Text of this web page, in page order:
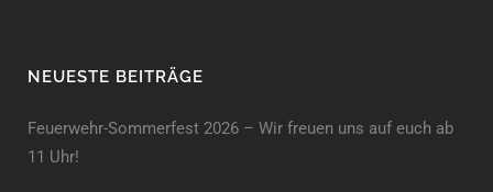
NEUESTE BEITRÄGE
Feuerwehr-Sommerfest 2026 – Wir freuen uns auf euch ab
11 Uhr!